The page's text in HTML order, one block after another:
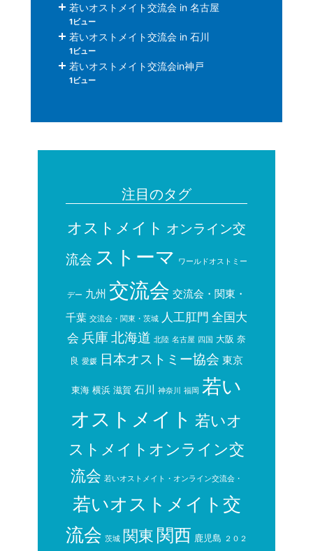
若いオストメイト交流会 in 名古屋
1ビュー
若いオストメイト交流会 in 石川
1ビュー
若いオストメイト交流会in神戸
1ビュー
注目のタグ
オストメイト オンライン交
流会 ストーマ ワールドオストミー
デー 九州 交流会 交流会・関東・
千葉 交流会・関東・茨城 人工肛門 全国大
会 兵庫北海道 北陸 名古屋 四国 大阪 奈
良 愛媛 日本オストミー協会 東京
東海 横浜 滋賀 石川 神奈川 福岡 若い
オストメイト 若いオ
ストメイトオンライン交
流会 若いオストメイト・オンライン交流会・
若いオストメイト交
流会 茨城 関東 関西 鹿児島 ２０２